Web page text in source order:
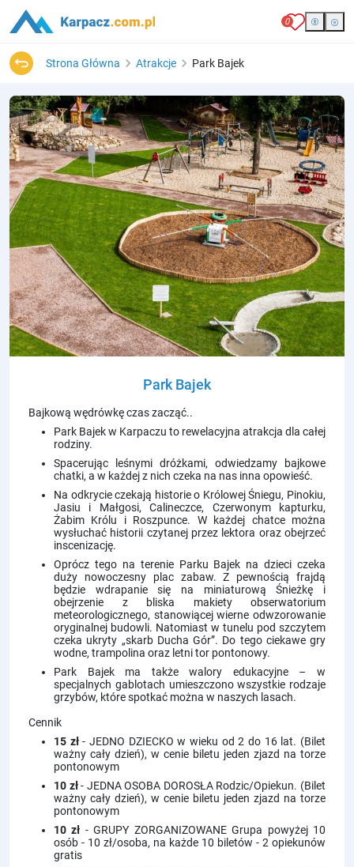
0
Strona Główna Atrakcje Park Bajek
Park Bajek
Bajkową wędrówkę czas zacząć..
Park Bajek w Karpaczu to rewelacyjna atrakcja dla całej
rodziny.
Spacerując leśnymi dróżkami, odwiedzamy bajkowe
chatki, a w każdej z nich czeka na nas inna opowieść.
Na odkrycie czekają historie o Królowej Śniegu, Pinokiu,
Jasiu i Małgosi, Calineczce, Czerwonym kapturku,
Żabim Królu i Roszpunce. W każdej chatce można
wysłuchać historii czytanej przez lektora oraz obejrzeć
inscenizację.
Oprócz tego na terenie Parku Bajek na dzieci czeka
duży nowoczesny plac zabaw. Z pewnością frajdą
będzie wdrapanie się na miniaturową Śnieżkę i
obejrzenie z bliska makiety obserwatorium
meteorologicznego, stanowiącej wierne odwzorowanie
oryginalnej budowli. Natomiast w tunelu pod szczytem
czeka ukryty „skarb Ducha Gór”. Do tego ciekawe gry
wodne, trampolina oraz letni tor pontonowy.
Park Bajek ma także walory edukacyjne – w
specjalnych gablotach umieszczono wszystkie rodzaje
grzybów, które spotkać można w naszych lasach.
Cennik
15 zł- JEDNO DZIECKO w wieku od 2 do 16 lat. (Bilet
ważny cały dzień), w cenie biletu jeden zjazd na torze
pontonowym
10 zł- JEDNA OSOBA DOROSŁA Rodzic/Opiekun. (Bilet
ważny cały dzień), w cenie biletu jeden zjazd na torze
pontonowym
10 zł - GRUPY ZORGANIZOWANE Grupa powyżej 10
osób - 10 zł/osoba, na każde 10 biletów - 2 opiekunów
gratis